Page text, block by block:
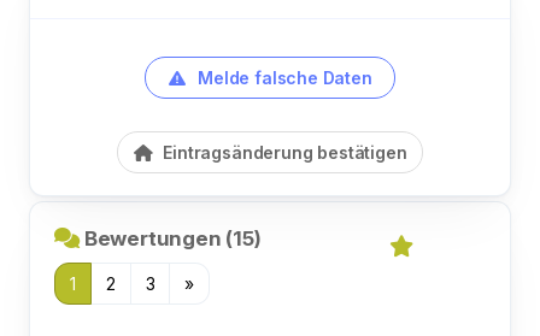
Melde falsche Daten
Eintragsänderung bestätigen
Bewertungen (15)
1 2 3 »